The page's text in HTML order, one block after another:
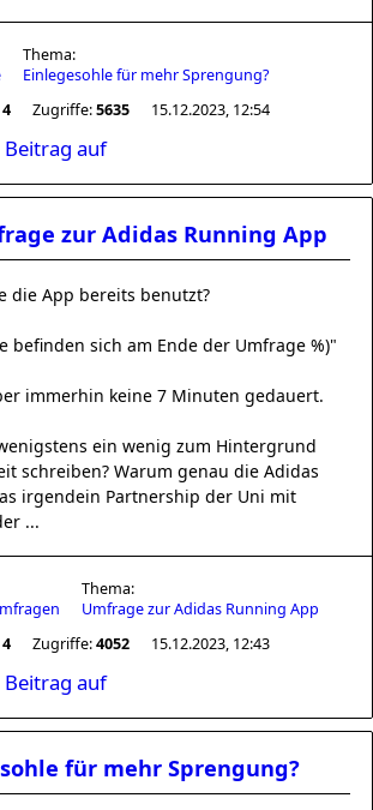
Thema:
Einlegesohle für mehr Sprengung?
4 Zugriffe:5635 15.12.2023, 12:54
Beitrag auf
zur Adidas Running App
die App bereits benutzt?
befinden sich am Ende der Umfrage %)"
immerhin keine 7 Minuten gedauert.
ein wenig zum Hintergrund
schreiben? Warum genau die Adidas
irgendein Partnership der Uni mit
...
Thema:
Umfrage zur Adidas Running App
4 Zugriffe:4052 15.12.2023, 12:43
Beitrag auf
für mehr Sprengung?